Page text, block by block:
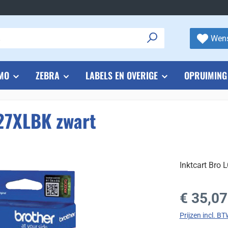
ZEBRA LABELS EN OVERIGE OPRUIMING
zwart
Inktcart Bro
Normale prijs:
€ 35,07
Prijzen incl.